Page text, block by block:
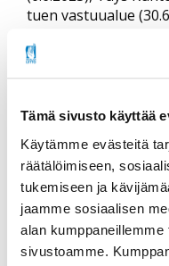
Tämä sivusto käyttää
Käytämme evästeitä
räätälöimiseen,
tukemiseen ja
jaamme sosiaalisen
alan
sivustoamme.
tuen vastuualue
Toteutusaika
Tuotokset
maailmanlaajuisesti.
6/2023.
Käynnissä aineiston